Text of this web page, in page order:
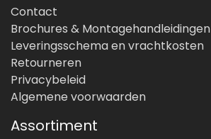
Contact
Brochures & Montagehandleidingen
Leveringsschema en vrachtkosten
Retourneren
Privacybeleid
Algemene voorwaarden
Assortiment